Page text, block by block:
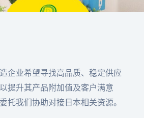
企业希望寻找高品质、稳定供应
提升其产品附加值及客户满意
托我们协助对接日本相关资源。